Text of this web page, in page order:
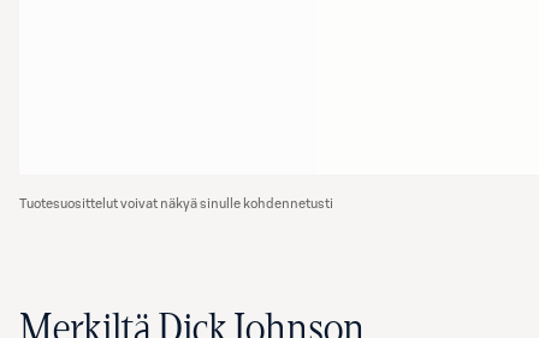
Tuotesuosittelut voivat näkyä sinulle kohdennetusti